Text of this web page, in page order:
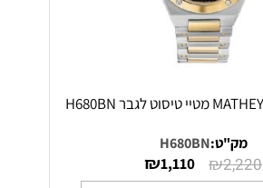
מק"ט:H680BN
₪2,220
₪1,110